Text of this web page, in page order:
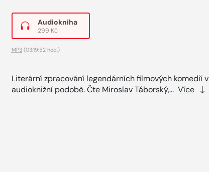
Audiokniha
299 Kč
MP3(03:19:52 hod.)
Literární zpracování legendárních filmových komedií v
audioknižní podobě. Čte Miroslav Táborský,... Více